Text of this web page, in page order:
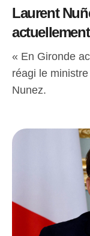
Laurent
« En Gironde
réagi le
Nunez.